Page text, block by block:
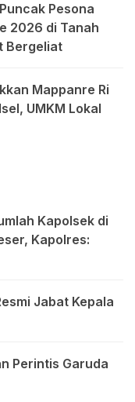
Pesona
2026 di Tanah
Bergeliat
Mappanre Ri
UMKM Lokal
Kapolsek di
Kapolres:
Jabat Kepala
Perintis Garuda